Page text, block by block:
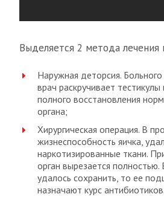
Выделяется 2 метода лечения
Наружная деторсия.
врач раскручивает
полного восстановления
органа;
Хирургическая операция. В
жизнеспособность яичка,
наркотизированные ткани.
орган вырезается полностью.
удалось сохранить, то ее
назначают курс антибиотиков.